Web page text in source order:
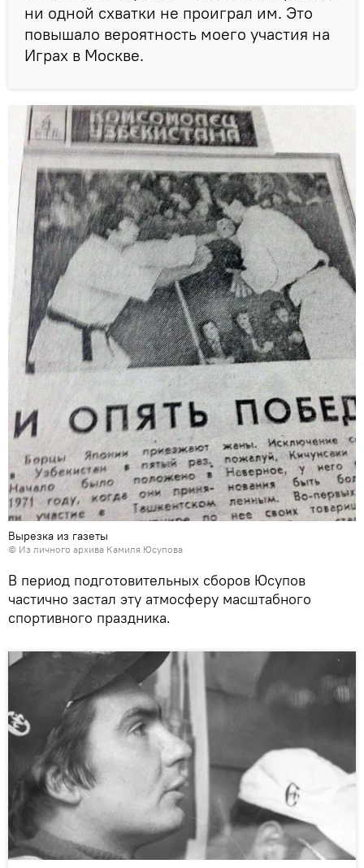
ни одной схватки не проиграл им. Это
повышало вероятность моего участия на
Играх в Москве.
Вырезка из газеты
© Из личного архива Камиля Юсупова
В период подготовительных сборов Юсупов
частично застал эту атмосферу масштабного
спортивного праздника.